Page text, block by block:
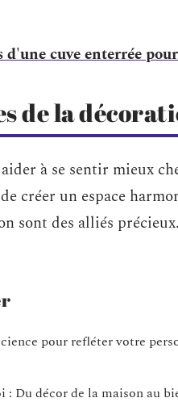
d'une cuve enterrée
de la
à se sentir mieux
créer un espace
sont des alliés
pour refléter votre
: Du décor de la maison au